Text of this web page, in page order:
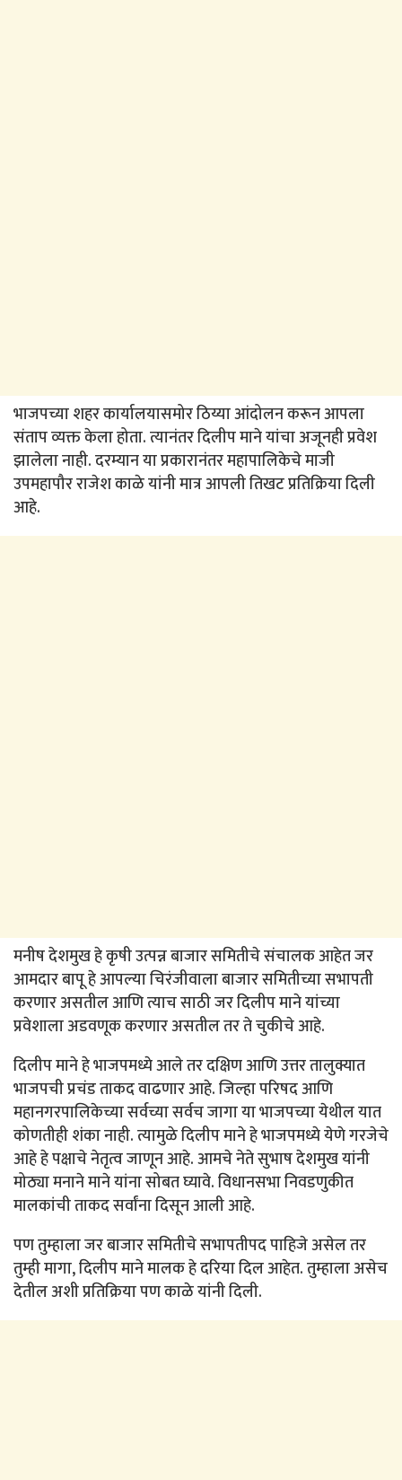
भाजपच्या शहर कार्यालयासमोर ठिय्या आंदोलन करून आपला
संताप व्यक्त केला होता. त्यानंतर दिलीप माने यांचा अजूनही प्रवेश
झालेला नाही. दरम्यान या प्रकारानंतर महापालिकेचे माजी
उपमहापौर राजेश काळे यांनी मात्र आपली तिखट प्रतिक्रिया दिली
आहे.
मनीष देशमुख हे कृषी उत्पन्न बाजार समितीचे संचालक आहेत जर
आमदार बापू हे आपल्या चिरंजीवाला बाजार समितीच्या सभापती
करणार असतील आणि त्याच साठी जर दिलीप माने यांच्या
प्रवेशाला अडवणूक करणार असतील तर ते चुकीचे आहे.
दिलीप माने हे भाजपमध्ये आले तर दक्षिण आणि उत्तर तालुक्यात
भाजपची प्रचंड ताकद वाढणार आहे. जिल्हा परिषद आणि
महानगरपालिकेच्या सर्वच्या सर्वच जागा या भाजपच्या येथील यात
कोणतीही शंका नाही. त्यामुळे दिलीप माने हे भाजपमध्ये येणे गरजेचे
आहे हे पक्षाचे नेतृत्व जाणून आहे. आमचे नेते सुभाष देशमुख यांनी
मोठ्या मनाने माने यांना सोबत घ्यावे. विधानसभा निवडणुकीत
मालकांची ताकद सर्वांना दिसून आली आहे.
पण तुम्हाला जर बाजार समितीचे सभापतीपद पाहिजे असेल तर
तुम्ही मागा, दिलीप माने मालक हे दरिया दिल आहेत. तुम्हाला असेच
देतील अशी प्रतिक्रिया पण काळे यांनी दिली.